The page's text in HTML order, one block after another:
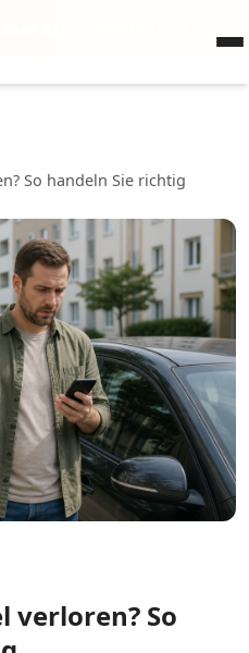
erledigt! ⚡
So handeln Sie richtig
verloren? So